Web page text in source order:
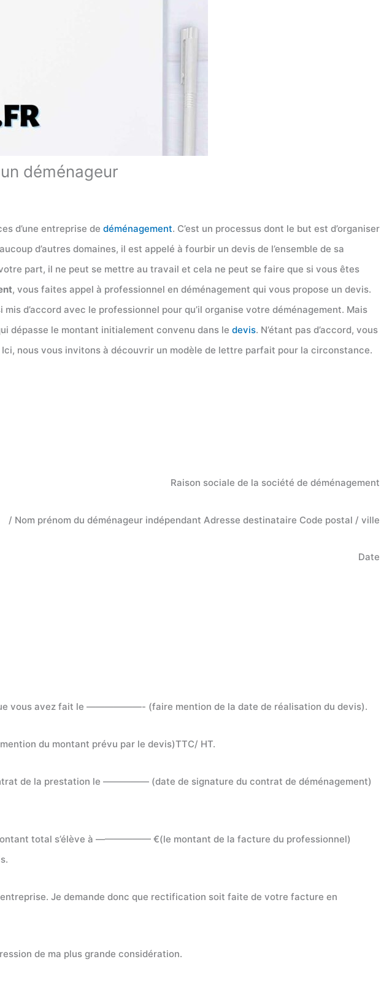
déménageur
d’une entreprise de déménagement. C’est un processus dont le but est d’organiser
d’autres domaines, il est appelé à fourbir un devis de l’ensemble de sa
part, il ne peut se mettre au travail et cela ne peut se faire que si vous êtes
, vous faites appel à professionnel en déménagement qui vous propose un devis.
d’accord avec le professionnel pour qu’il organise votre déménagement. Mais
dépasse le montant initialement convenu dans le devis. N’étant pas d’accord, vous
nous vous invitons à découvrir un modèle de lettre parfait pour la circonstance.
Raison sociale de la société de déménagement
/ Nom prénom du déménageur indépendant Adresse destinataire Code postal / ville
Date
vous avez fait le ——————- (faire mention de la date de réalisation du devis).
du montant prévu par le devis)TTC/ HT.
de la prestation le ————— (date de signature du contrat de déménagement)
total s’élève à —————— €(le montant de la facture du professionnel)
Je demande donc que rectification soit faite de votre facture en
de ma plus grande considération.